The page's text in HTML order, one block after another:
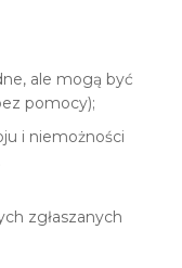
ale mogą być
pomocy);
i niemożności
zgłaszanych